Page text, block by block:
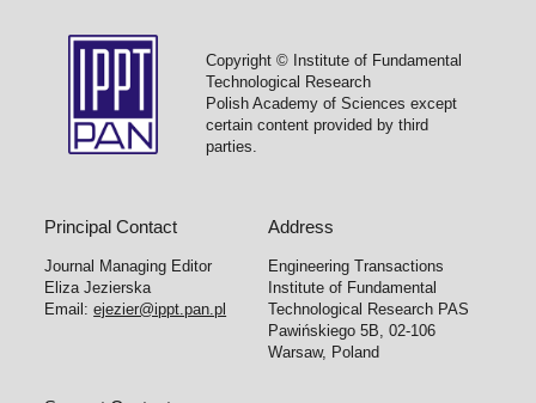
Copyright © Institute of Fundamental
Technological Research
Polish Academy of Sciences except
certain content provided by third
parties.
Principal Contact
Journal Managing Editor
Eliza Jezierska
Email:ejezier@ippt.pan.pl
Address
Engineering Transactions
Institute of Fundamental
Technological Research PAS
Pawińskiego 5B, 02-106
Warsaw, Poland